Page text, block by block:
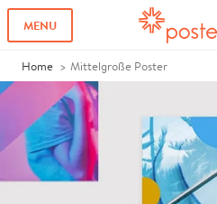
MENU
Home Mittelgroße Poster